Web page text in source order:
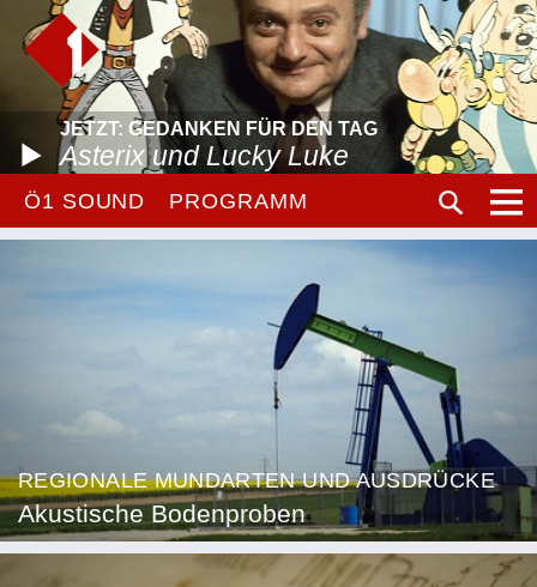
JETZT: GEDANKEN FÜR DEN TAG
Asterix und Lucky Luke
Ö1 SOUND PROGRAMM
REGIONALE MUNDARTEN UND AUSDRÜCKE
Akustische Bodenproben